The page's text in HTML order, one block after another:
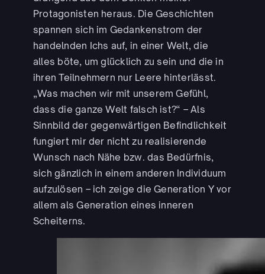
Protagonisten heraus. Die Geschichten
spannen sich im Gedankenstrom der
handelnden Ichs auf, in einer Welt, die
alles böte, um glücklich zu sein und die in
ihren Teilnehmern nur Leere hinterlässt.
„Was machen wir mit unserem Gefühl,
dass die ganze Welt falsch ist?“ – Als
Sinnbild der gegenwärtigen Befindlichkeit
fungiert mir der nicht zu realisierende
Wunsch nach Nähe bzw. das Bedürfnis,
sich gänzlich in einem anderen Individuum
aufzulösen – ich zeige die Generation Y vor
allem als Generation eines inneren
Scheiterns.